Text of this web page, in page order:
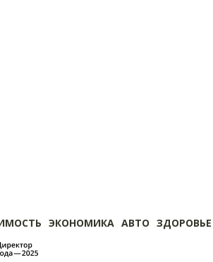
ЭКОНОМИКА АВТО ЗДОРОВЬЕ